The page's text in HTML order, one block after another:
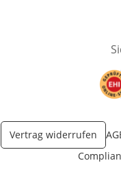
Vertrag widerrufen